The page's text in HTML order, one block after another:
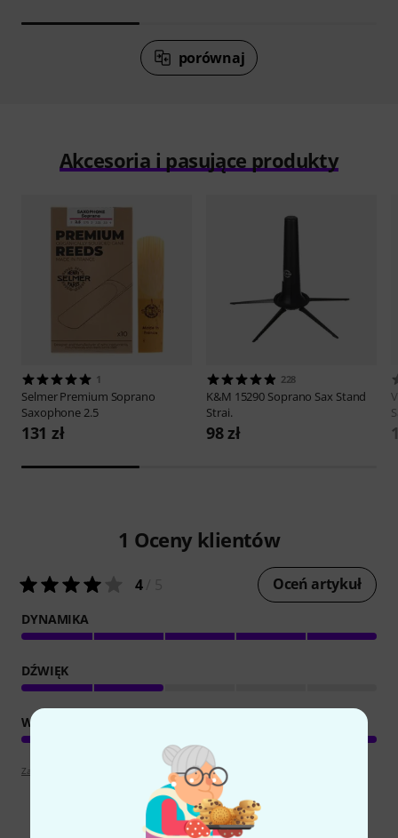
porównaj
Akcesoria i pasujące produkty
1
SelmerPremium Soprano
Saxophone 2.5
131 zł
228
K&M 15290 Soprano Sax Stand
Strai.
98 zł
1 Oceny klientów
4/ 5 Oceń artykuł
DYNAMIKA
DŹWIĘK
WYKOŃCZENIE
Zapoznaj się z wytyczymi